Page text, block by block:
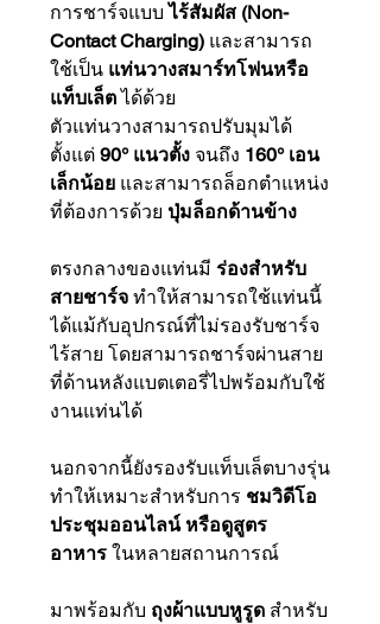
การชาร์จแบบไร้สัมผัส (Non-
Contact Charging) และสามารถ
ใช้เป็น แท่นวางสมาร์ทโฟนหรือ
แท็บเล็ตได้ด้วย
ตัวแท่นวางสามารถปรับมุมได้
ตั้งแต่ 90° แนวตั้ง จนถึง 160° เอน
เล็กน้อย และสามารถล็อกตำแหน่ง
ที่ต้องการด้วย ปุ่มล็อกด้านข้าง
ตรงกลางของแท่นมี ร่องสำหรับ
สายชาร์จ ทำให้สามารถใช้แท่นนี้
ได้แม้กับอุปกรณ์ที่ไม่รองรับชาร์จ
ไร้สาย โดยสามารถชาร์จผ่านสาย
ที่ด้านหลังแบตเตอรี่ไปพร้อมกับใช้
งานแท่นได้
นอกจากนี้ยังรองรับแท็บเล็ตบางรุ่น
ทำให้เหมาะสำหรับการ ชมวิดีโอ
ประชุมออนไลน์ หรือดูสูตร
อาหาร ในหลายสถานการณ์
มาพร้อมกับ ถุงผ้าแบบหูรูด สำหรับ